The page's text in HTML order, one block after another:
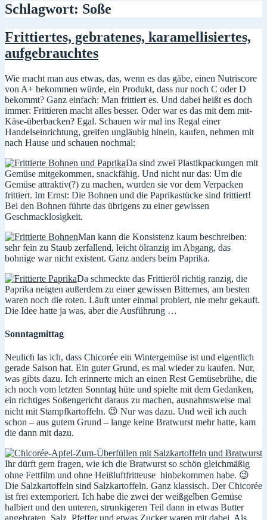
Schlagwort: Soße
Frittiertes, gebratenes, karamellisiertes,
aufgebrauchtes
Wie macht man aus etwas, das, wenn es das gäbe, einen Nutriscore
von A+ bekommen würde, ein Produkt, dass nur noch C oder D
bekommt? Ganz einfach: Man frittiert es. Und dabei heißt es doch
immer: Frittieren macht alles besser. Oder war es das mit dem mit-
Käse-überbacken? Egal. Schauen wir mal ins Regal einer
Handelseinrichtung, greifen ungläubig hinein, kaufen, nehmen mit
nach Hause und schauen nochmal:
Da sind zwei Plastikpackungen mit
Gemüse mitgekommen, snackfähig. Und nicht nur das: Um die
Gemüse attraktiv(?) zu machen, wurden sie vor dem Verpacken
frittiert. Im Ernst: Die Bohnen und die Paprikastücke sind frittiert!
Bei den Bohnen führte das übrigens zu einer gewissen
Geschmacklosigkeit.
Man kann die Konsistenz kaum beschreiben:
sehr fein zu Staub zerfallend, leicht ölranzig im Abgang, das
bohnige war nicht existent. Ganz anders beim Paprika.
Da schmeckte das Frittieröl richtig ranzig, die
Paprika neigten außerdem zu einer gewissen Bitternes, am besten
waren noch die roten. Läuft unter einmal probiert, nie mehr gekauft.
Die Idee hatte ja was, aber die Ausführung …
Sonntagmittag
Neulich las ich, dass Chicorée ein Wintergemüse ist und eigentlich
gerade Saison hat. Ein guter Grund, es mal wieder zu kaufen. Nur,
was gibts dazu. Ich erinnerte mich an einen Rest Gemüsebrühe, die
ich noch vom letzten Sonntag hüte und spielte mit dem Gedanken,
ein richtiges Soßengericht daraus zu machen, ausnahmsweise mal
nicht mit Stampfkartoffeln. 😉 Nur was dazu. Und weil ich auch
schon – aus gutem Grund – lange keine Bratwurst mehr hatte, kam
die dann mit dazu.
Ihr dürft gern fragen, wie ich die Bratwurst so schön gleichmäßig
ohne Fettfilm und ohne Heißluftfritteuse hinbekommen habe. 😉
Die Salzkartoffeln sind Salzkartoffeln. Ganz klassisch. Der Chicorée
ist frei extemporiert. Ich habe die zwei der weißgelben Gemüse
halbiert und den unteren, strunkigeren Teil dann in etwas Butter